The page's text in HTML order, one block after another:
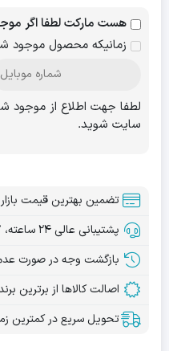
هست مارکت لطفا اگر
زمانیکه محصول موجود
لطفا جهت اطلاع از موجود
سایت شوید.
تضمین بهترین قیمت بازار
پشتیبانی عالی ۲۴ ساعته، ۷ روز هفته
بازگشت وجه در صورت
اصالت کالاها از برترین
تحویل سریع در کمترین